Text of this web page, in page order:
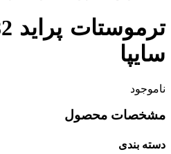
سایپا
ناموجود
مشخصات محصول
دسته بندی